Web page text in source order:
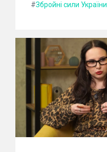
#Збройні сили України